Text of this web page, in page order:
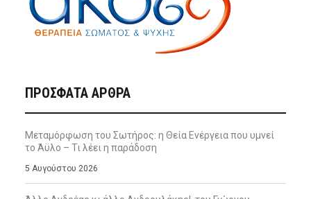
ΠΡΌΣΦΑΤΑ ΆΡΘΡΑ
Μεταμόρφωση του Σωτήρος: η Θεία Ενέργεια που υμνεί
το Άϋλο – Τι λέει η παράδοση
5 Αυγούστου 2026